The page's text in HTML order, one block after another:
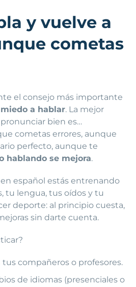
y vuelve a
cometas
el consejo más importante
a hablar. La mejor
bien es…
cometas errores, aunque
perfecto, aunque te
hablando se mejora.
español estás entrenando
tu lengua, tus oídos y tu
deporte: al principio cuesta,
sin darte cuenta.
tus compañeros o profesores.
de idiomas (presenciales o